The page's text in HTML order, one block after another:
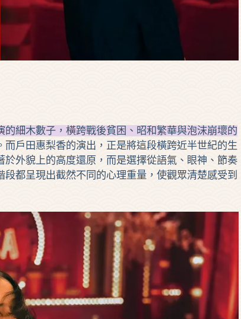
的細木數子，橫跨戰後貧困、昭和繁華與泡沫崩壞的
而戶田惠梨香的演出，正是將這段橫跨近半世紀的生
外貌上的高度還原，而是選擇從語氣、眼神、節奏
都呈現出截然不同的心理重量，使觀眾清楚感受到